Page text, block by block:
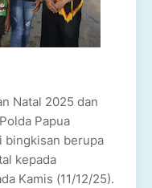
Natal 2025 dan
Papua
bingkisan berupa
kepada
Kamis (11/12/25).